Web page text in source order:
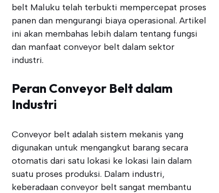
belt Maluku telah terbukti mempercepat proses
panen dan mengurangi biaya operasional. Artikel
ini akan membahas lebih dalam tentang fungsi
dan manfaat conveyor belt dalam sektor
industri.
Peran Conveyor Belt dalam
Industri
Conveyor belt adalah sistem mekanis yang
digunakan untuk mengangkut barang secara
otomatis dari satu lokasi ke lokasi lain dalam
suatu proses produksi. Dalam industri,
keberadaan conveyor belt sangat membantu